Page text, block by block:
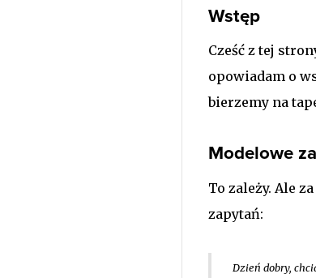
Wstęp
Cześć z tej
opowiadam o
bierzemy na
Modelowe
To zależy. Ale
zapytań:
Dzień dobry,